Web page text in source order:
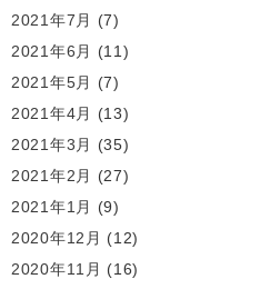
2021年7月
(7)
2021年6月
(11)
2021年5月
(7)
2021年4月
(13)
2021年3月
(35)
2021年2月
(27)
2021年1月
(9)
2020年12月 (12)
2020年11月 (16)